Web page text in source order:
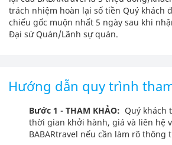
trách nhiệm hoàn lại số tiền Quý khách
chiếu gốc muộn nhất 5 ngày sau khi
Đại sứ Quán/Lãnh sự quán.
Hướng dẫn quy trình
Bước 1 - THAM KHẢO: Quý khách
thời gian khởi hành, giá và liên hệ
BABARtravel nếu cần làm rõ